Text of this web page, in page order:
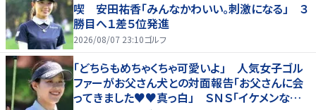
喫 安田祐香「みんなかわいい。刺激になる」 ３
勝目へ１差５位発進
2026/08/07 23:10ゴルフ
「どちらもめちゃくちゃ可愛いよ」 人気女子ゴル
ファーがお父さん犬との対面報告「お父さんに会
ってきました♥♥真っ白」 ＳＮＳ「イケメンなお